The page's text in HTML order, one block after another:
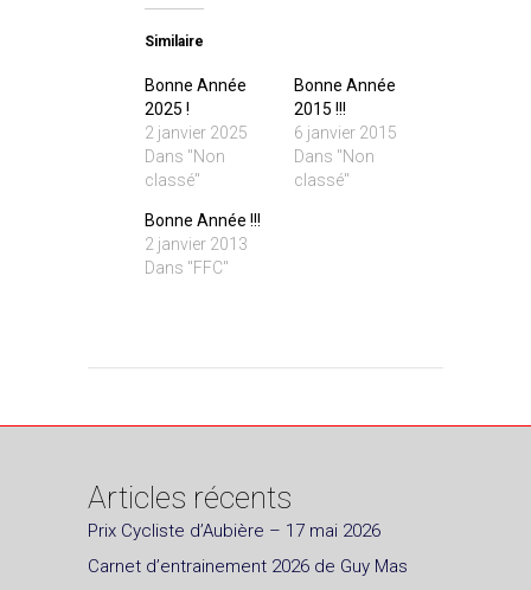
Similaire
Bonne Année
2025 !
2 janvier 2025
Dans "Non
classé"
Bonne Année
2015 !!!
6 janvier 2015
Dans "Non
classé"
Bonne Année !!!
2 janvier 2013
Dans "FFC"
Articles récents
Prix Cycliste d’Aubière – 17 mai 2026
Carnet d’entrainement 2026 de Guy Mas